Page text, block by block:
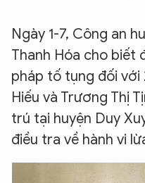
Ngày 1-7, Công an
Thanh Hóa cho biết
pháp tố tụng đối
Hiếu và Trương Thị
trú tại huyện Duy
điều tra về hành vi